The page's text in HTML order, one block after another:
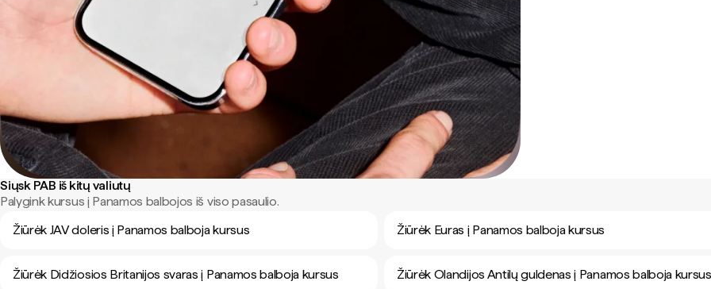
Siųsk PAB iš kitų valiutų
Palygink kursus į Panamos balbojos iš viso pasaulio.
Žiūrėk JAV doleris į Panamos balboja kursus
Žiūrėk Euras į Panamos balboja kursus
Žiūrėk Didžiosios Britanijos svaras į Panamos balboja kursus Žiūrėk Olandijos Antilų guldenas į Panamos balboja kursus